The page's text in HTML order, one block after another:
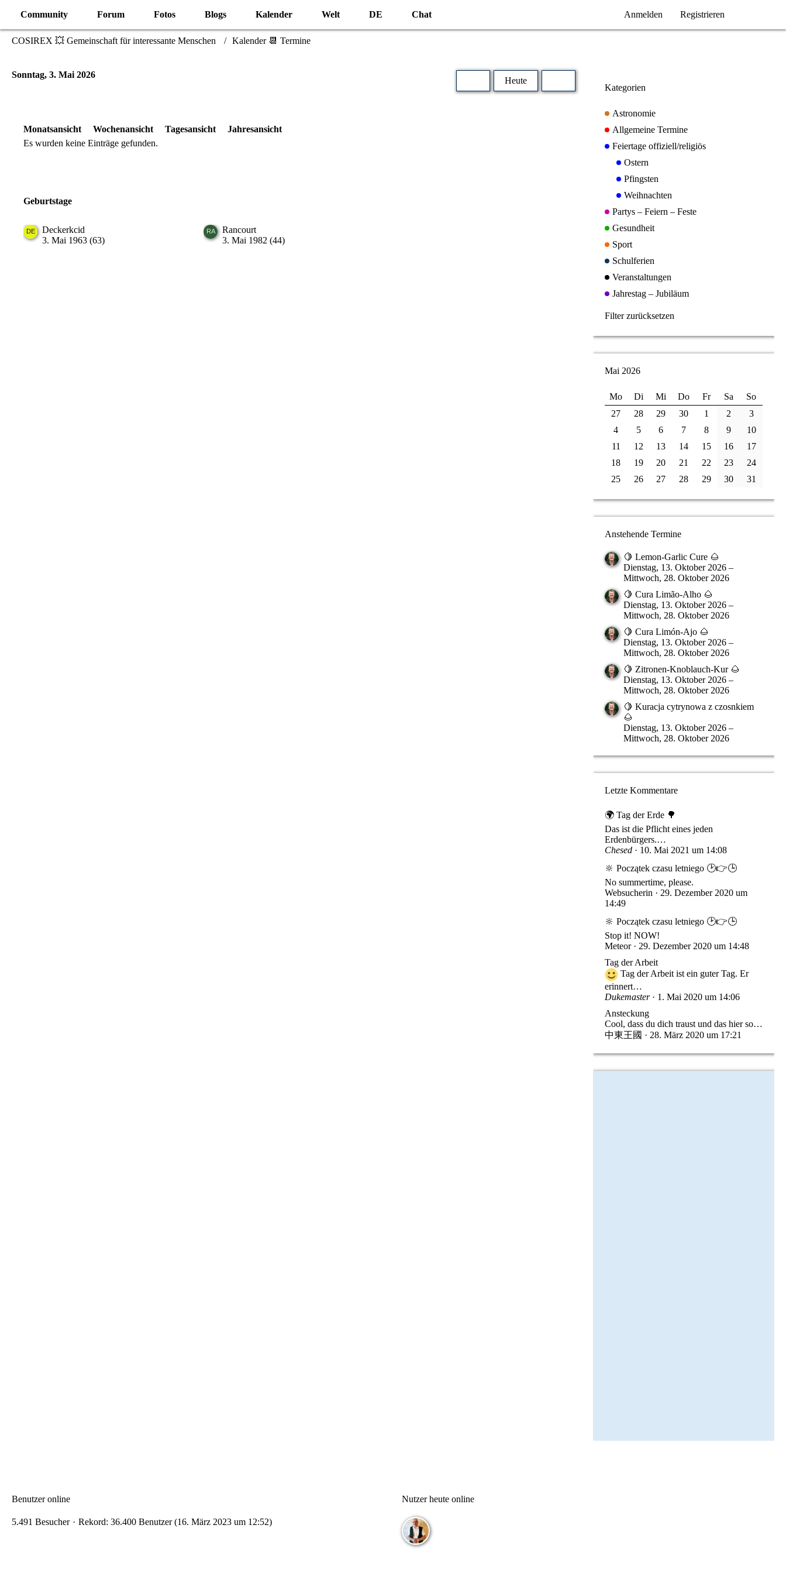
Community Forum Fotos Blogs Kalender Welt DE Chat Anmelden Registrieren
COSIREX 💥 Gemeinschaft für interessante Menschen Kalender 📆 Termine
Sonntag, 3. Mai 2026
Heute
Monatsansicht Wochenansicht Tagesansicht
Jahresansicht
Es wurden keine Einträge gefunden.
Geburtstage
Deckerkcid
3. Mai 1963 (63)
Rancourt
3. Mai 1982 (44)
Kategorien
Astronomie
Allgemeine Termine
Feiertage offiziell/religiös
Ostern
Pfingsten
Weihnachten
Partys – Feiern – Feste
Gesundheit
Sport
Schulferien
Veranstaltungen
Jahrestag – Jubiläum
Filter zurücksetzen
Mai 2026
Mo Di Mi Do Fr Sa
So
27
28 29 30 1 2
3
4
5 6 7 8 9
10
11
12 13 14 15 16
17
18
19 20 21 22 23
24
25
26 27 28 29 30 31
Anstehende Termine
🍋 Lemon-Garlic Cure 🌰
Dienstag, 13. Oktober 2026 –
Mittwoch, 28. Oktober 2026
🍋 Cura Limão-Alho 🌰
Dienstag, 13. Oktober 2026 –
Mittwoch, 28. Oktober 2026
🍋 Cura Limón-Ajo 🌰
Dienstag, 13. Oktober 2026 –
Mittwoch, 28. Oktober 2026
🍋 Zitronen-Knoblauch-Kur 🌰
Dienstag, 13. Oktober 2026 –
Mittwoch, 28. Oktober 2026
🍋 Kuracja cytrynowa z czosnkiem
🌰
Dienstag, 13. Oktober 2026 –
Mittwoch, 28. Oktober 2026
Letzte Kommentare
🌍 Tag der Erde 🌳
Das ist die Pflicht eines jeden
Erdenbürgers.…
Chesed
10. Mai 2021 um 14:08
🔆 Początek czasu letniego 🕑👉🕒
No summertime, please.
Websucherin
29. Dezember 2020 um
14:49
🔆 Początek czasu letniego 🕑👉🕒
Stop it! NOW!
Meteor
29. Dezember 2020 um 14:48
Tag der Arbeit
Tag der Arbeit ist ein guter Tag. Er
erinnert…
Dukemaster
1. Mai 2020 um 14:06
Ansteckung
Cool, dass du dich traust und das hier so…
中東王國
28. März 2020 um 17:21
Benutzer online
5.491 Besucher Rekord: 36.400 Benutzer (16. März 2023 um 12:52)
Nutzer heute online